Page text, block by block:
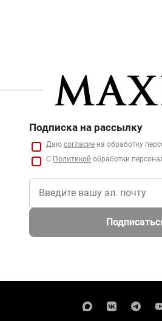
Подписка на рассылку
Даю согласие на обработку
С Политикой обработки